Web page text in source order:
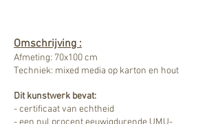
Omschrijving :
Afmeting: 70x100 cm
Techniek: mixed media op karton en hout
Dit kunstwerk bevat:
- certificaat van echtheid